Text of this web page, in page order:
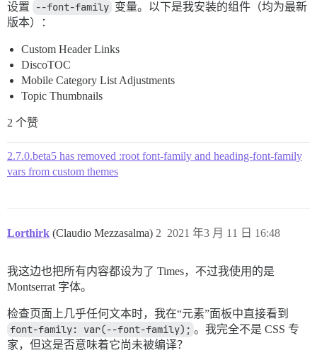
设置
--font-family 变量。以下是我安装的组件（均为最新
版本）：
Custom Header Links
DiscoTOC
Mobile Category List Adjustments
Topic Thumbnails
2 个赞
2.7.0.beta5 has removed :root font-family and heading-font-family
vars from custom themes
Lorthirk (Claudio Mezzasalma) 2021 年3 月 11 日 16:48
2
我这边也把所有内容都设为了 Times，不过我使用的是
Montserrat 字体。
检查页面上几乎任何文本时，我在“元素”面板中直接看到
font-family: var(--font-family); 。我完全不是 CSS 专
家，但这是否意味着它尚未被编译？